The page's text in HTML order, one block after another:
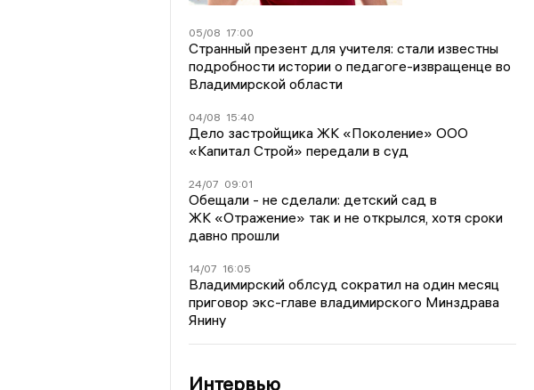
05/08 17:00
Странный презент для учителя: стали известны
подробности истории о педагоге-извращенце во
Владимирской области
04/08 15:40
Дело застройщика ЖК «Поколение» ООО
«Капитал Строй» передали в суд
24/07 09:01
Обещали - не сделали: детский сад в
ЖК «Отражение» так и не открылся, хотя сроки
давно прошли
14/07 16:05
Владимирский облсуд сократил на один месяц
приговор экс-главе владимирского Минздрава
Янину
Интервью